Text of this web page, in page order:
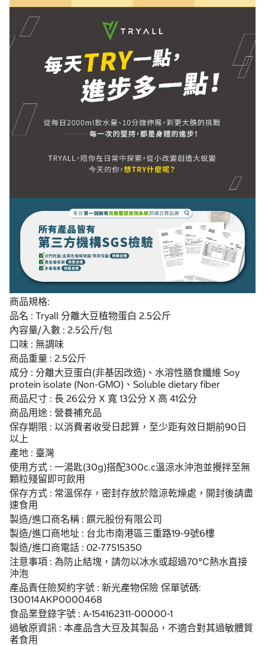
商品規格:
品名 : Tryall 分離大豆植物蛋白 2.5公斤
內容量/入數 : 2.5公斤/包
口味 : 無調味
商品重量 : 2.5公斤
成分 : 分離大豆蛋白(非基因改造)、水溶性膳食纖維 Soy
protein isolate (Non-GMO)、Soluble dietary fiber
商品尺寸 : 長 26公分 X 寬 13公分 X 高 41公分
商品用途 : 營養補充品
保存期限 : 以消費者收受日起算，至少距有效日期前90日
以上
產地 : 臺灣
使用方式 : 一湯匙(30g)搭配300c.c溫涼水沖泡並攪拌至無
顆粒殘留即可飲用
保存方式 : 常溫保存，密封存放於陰涼乾燥處，開封後請盡
速食用
製造/進口商名稱 : 饌元股份有限公司
製造/進口商地址 : 台北市南港區三重路19-9號6樓
製造/進口商電話 : 02-77515350
注意事項 : 為防止結塊，請勿以冰水或超過70℃熱水直接
沖泡
產品責任險契約字號 : 新光產物保險 保單號碼:
130014AKP0000468
食品業登錄字號 : A-154162311-00000-1
過敏原資訊 : 本產品含大豆及其製品，不適合對其過敏體質
者食用